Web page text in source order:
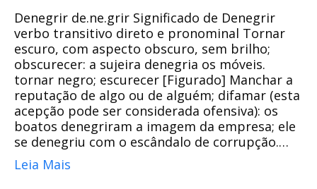
Denegrir de.ne.grir Significado de Denegrir
verbo transitivo direto e pronominal Tornar
escuro, com aspecto obscuro, sem brilho;
obscurecer: a sujeira denegria os móveis.
tornar negro; escurecer [Figurado] Manchar a
reputação de algo ou de alguém; difamar (esta
acepção pode ser considerada ofensiva): os
boatos denegriram a imagem da empresa; ele
se denegriu com o escândalo de corrupção.…
Leia Mais